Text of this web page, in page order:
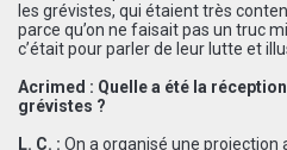
les grévistes, qui étaient très
parce qu’on ne faisait pas un truc
c’était pour parler de leur lutte et
Acrimed : Quelle a été la
grévistes ?
L. C. : On a organisé une projection